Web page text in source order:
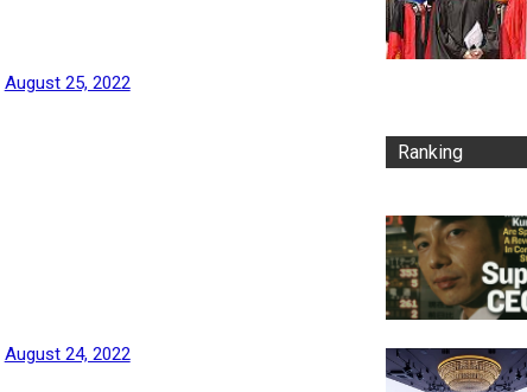
August 25, 2022
August 24, 2022
Ranking